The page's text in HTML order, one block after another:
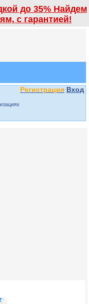
до 35% Найдем
с гарантией!
Регистрация Вход